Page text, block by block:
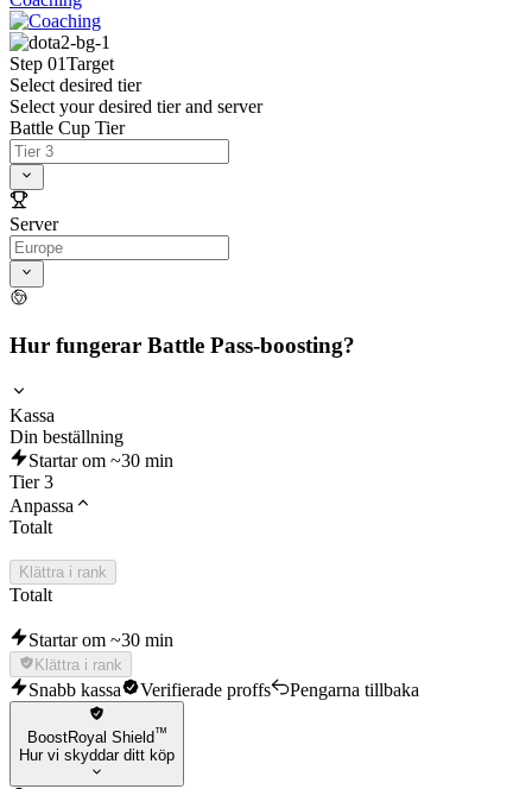
Step 01Target
Select desired tier
Select your desired tier and server
Battle Cup Tier
Server
Hur fungerar Battle Pass-boosting?
Kassa
Din beställning
Startar om ~30 min
Tier 3
Anpassa
Totalt
Klättra i rank
Totalt
Startar om ~30 min
Klättra i rank
Snabb kassa Verifierade proffs Pengarna tillbaka
BoostRoyal Shield™
Hur vi skyddar ditt köp